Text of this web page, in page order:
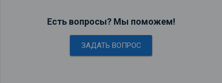
Есть вопросы? Мы поможем!
ЗАДАТЬ ВОПРОС